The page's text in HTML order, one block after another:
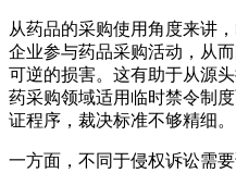
从药品的采购使用角度来讲
企业参与药品采购活动，从
可逆的损害。这有助于从源
药采购领域适用临时禁令制
证程序，裁决标准不够精细。
一方面，不同于侵权诉讼需